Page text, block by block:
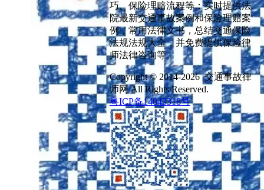
巧、保险理赔流程等；实时提供法
院最新交通事故案例和保险理赔案
例，常用法律文书，总结交通保险
法规法规大全，并免费提供保险律
师法律咨询等。
Copyright © 2014-2026 交通事故律
师网 All Rights Reserved.
粤ICP备14043318号